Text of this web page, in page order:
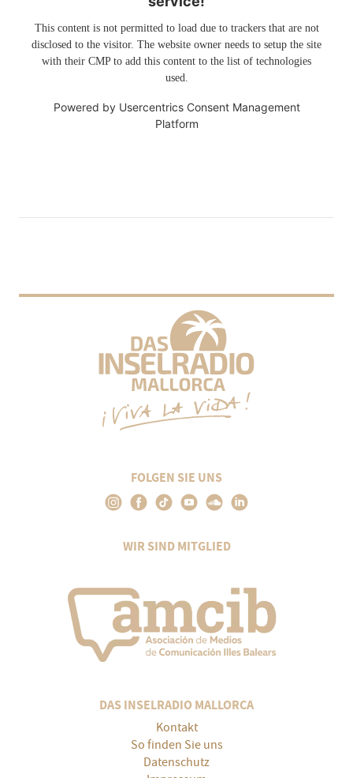
This content is not permitted to load due to trackers that are not
disclosed to the visitor. The website owner needs to setup the site
with their CMP to add this content to the list of technologies
used.
Powered by Usercentrics Consent Management
Platform
FOLGEN SIE UNS
WIR SIND MITGLIED
DAS INSELRADIO MALLORCA
Kontakt
So finden Sie uns
Datenschutz